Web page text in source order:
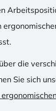
die
Sie sich